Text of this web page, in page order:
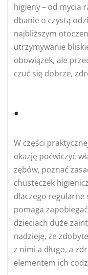
higieny – od mycia
dbanie o czystą
najbliższym
utrzymywanie
obowiązek, ale
czuć się dobrze,
.
W części
okazję poćwiczyć
zębów, poznać
chusteczek
dlaczego regularne
pomaga
dzieciach duże
nadzieję, że
z nimi a długo, a
elementem ich